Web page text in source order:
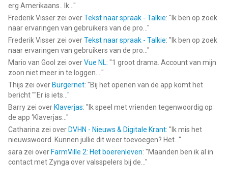
erg Amerikaans.. Ik... "
Frederik Visser zei overTekst naar spraak - Talkie: " Ik ben op zoek
naar ervaringen van gebruikers van de pro... "
Frederik Visser zei overTekst naar spraak - Talkie: " Ik ben op zoek
naar ervaringen van gebruikers van de pro... "
Mario van Gool zei overVue NL: "1 groot drama. Account van mijn
zoon niet meer in te loggen.... "
Thijs zei over Burgernet: "Bij het openen van de app komt het
bericht ""Er is iets... "
Barry zei over Klaverjas: " Ik speel met vrienden tegenwoordig op
de app ‘Klaverjas... "
Catharina zei over DVHN - Nieuws & Digitale Krant: " Ik mis het
nieuwswoord. Kunnen jullie dit weer toevoegen? Het... "
sara zei over FarmVille 2: Het boerenleven: "Maanden ben ik al in
contact met Zynga over valsspelers bij de... "